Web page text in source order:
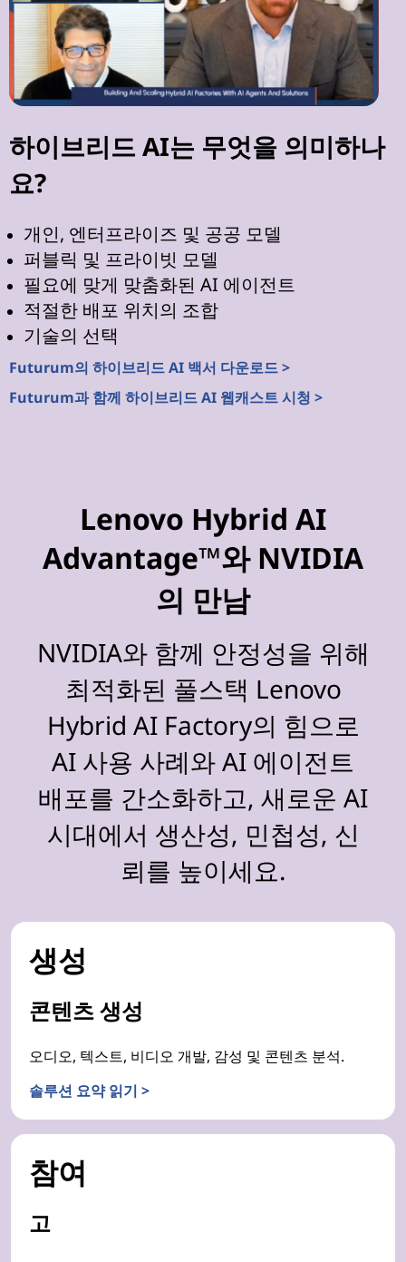
하이브리드 AI는 무엇을 의미하나
요?
개인, 엔터프라이즈 및 공공 모델
퍼블릭 및 프라이빗 모델
필요에 맞게 맞춤화된 AI 에이전트
적절한 배포 위치의 조합
기술의 선택
Futurum의 하이브리드 AI 백서 다운로드 >
Futurum과 함께 하이브리드 AI 웹캐스트 시청 >
Lenovo Hybrid AI
Advantage™와 NVIDIA
의 만남
NVIDIA와 함께 안정성을 위해
최적화된 풀스택 Lenovo
Hybrid AI Factory의 힘으로
AI 사용 사례와 AI 에이전트
배포를 간소화하고, 새로운 AI
시대에서 생산성, 민첩성, 신
뢰를 높이세요.
생성
콘텐츠 생성
오디오, 텍스트, 비디오 개발, 감성 및 콘텐츠 분석.
솔루션 요약 읽기 >
참여
고